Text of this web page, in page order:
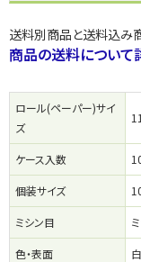
送料別商品と送料込み
商品の送料について
ロール(ペーパー)サイ
ズ
ケース入数
個装サイズ
ミシン目
色・表面